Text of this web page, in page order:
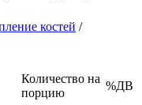
костей /
Количество на
порцию
%ДВ